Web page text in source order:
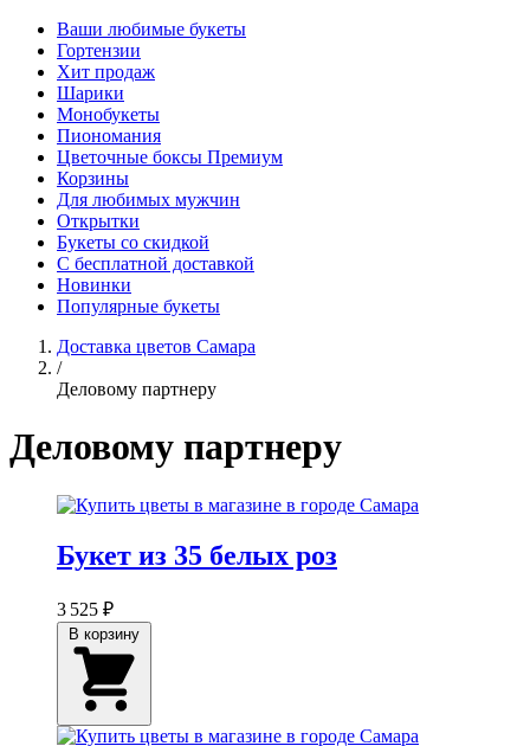
Ваши любимые букеты
Гортензии
Хит продаж
Шарики
Монобукеты
Пиономания
Цветочные боксы Премиум
Корзины
Для любимых мужчин
Открытки
Букеты со скидкой
С бесплатной доставкой
Новинки
Популярные букеты
Доставка цветов Самара
/
Деловому партнеру
Деловому партнеру
Букет из 35 белых роз
3 525 ₽